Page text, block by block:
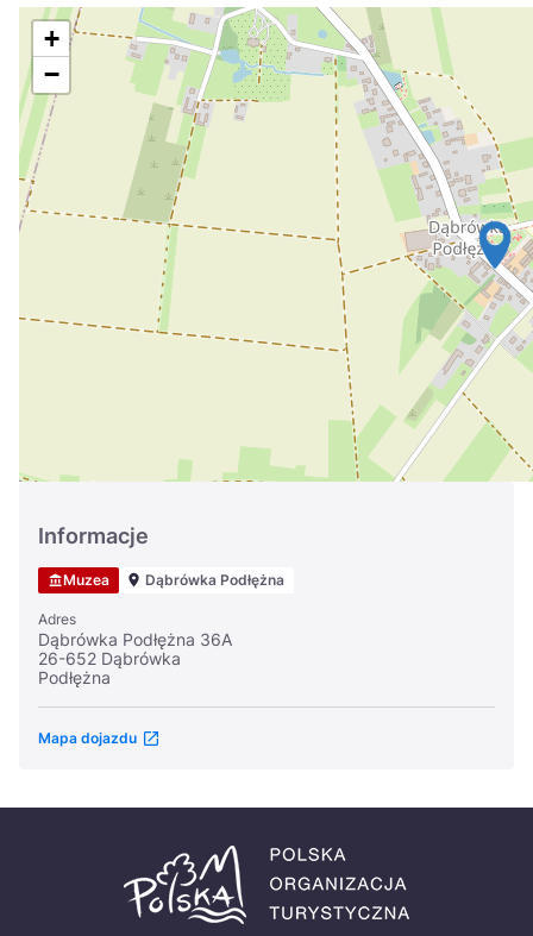
Suomi
Україна
Zamknij
+
−
Informacje
Muzea Dąbrówka Podłężna
Adres
Dąbrówka Podłężna 36A
26-652 Dąbrówka
Podłężna
Mapa dojazdu